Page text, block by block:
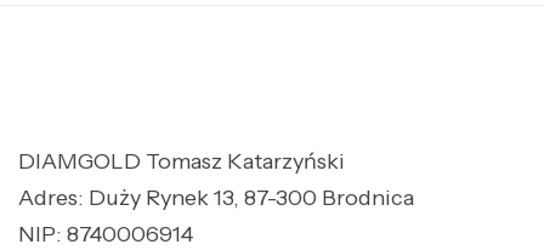
DIAMGOLD Tomasz Katarzyński
Adres: Duży Rynek 13, 87-300 Brodnica
NIP: 8740006914